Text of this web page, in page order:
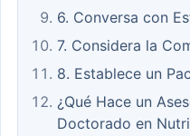
6. Conversa con
7. Considera la
8. Establece un
¿Qué Hace un
Doctorado en